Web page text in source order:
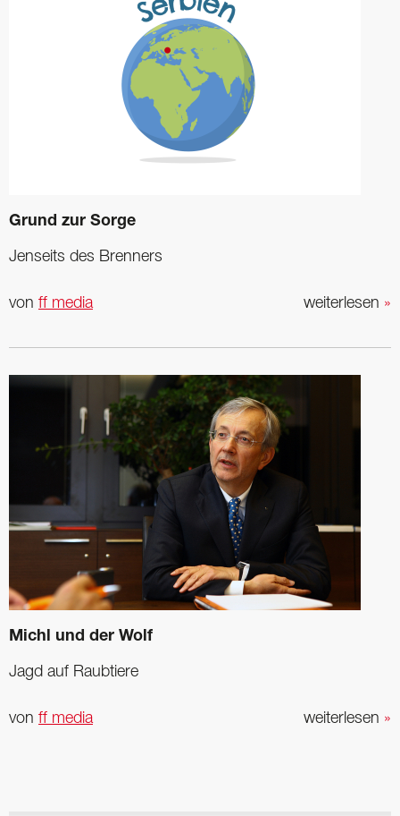
Grund zur Sorge
Jenseits des Brenners
weiterlesen »
von ff media
Michl und der Wolf
Jagd auf Raubtiere
weiterlesen »
von ff media